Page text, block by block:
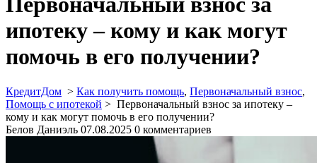
ипотеку – кому и как могут
помочь в его получении?
КредитДом > Как получить помощь, Первоначальный взнос,
Помощь с ипотекой > Первоначальный взнос за ипотеку –
кому и как могут помочь в его получении?
Белов Даниэль 07.08.2025 0 комментариев